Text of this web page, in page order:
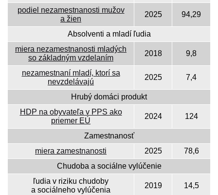
podiel nezamestnanosti mužov
a žien
2025 94,29
Absolventi a mladí ľudia
miera nezamestnanosti mladých
so základným vzdelaním
2018 9,8
nezamestnaní mladí, ktorí sa
nevzdelávajú
2025 7,4
Hrubý domáci produkt
HDP na obyvateľa v PPS ako
priemer EÚ
2024 124
Zamestnanosť
miera zamestnanosti
2025
78,6
Chudoba a sociálne vylúčenie
ľudia v riziku chudoby
a sociálneho vylúčenia
2019 14,5